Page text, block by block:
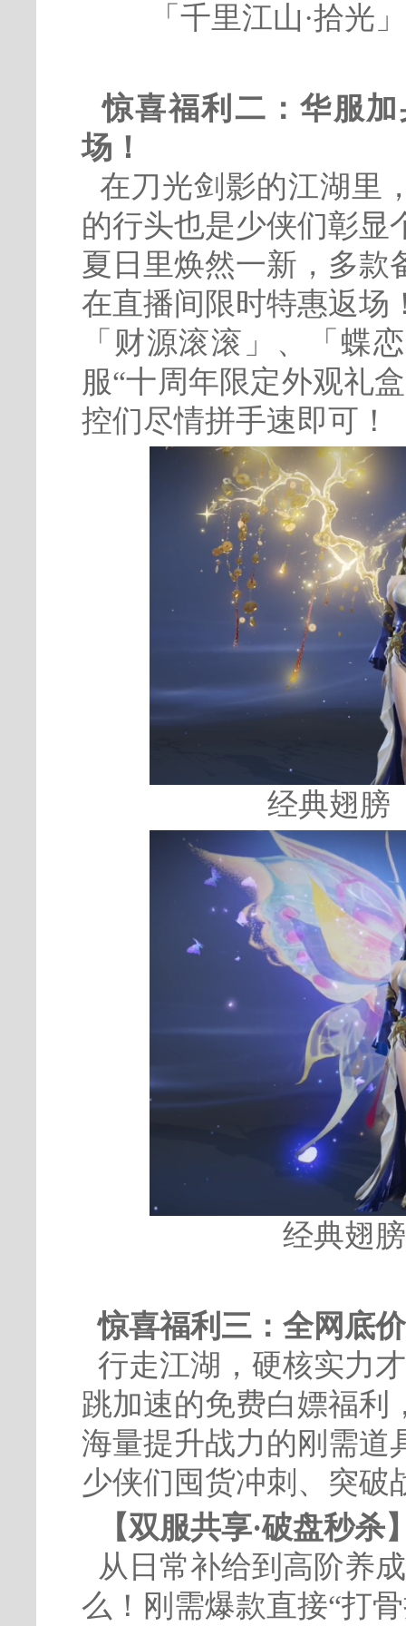
「千里江山·拾光
惊喜福利二：华服
场！
在刀光剑影的江湖里
的行头也是少侠们彰显
夏日里焕然一新，多款
在直播间限时特惠返场
「财源滚滚」、「蝶
服“十周年限定外观礼
控们尽情拼手速即可！
经典翅膀
经典翅
惊喜福利三：全网底
行走江湖，硬核实力
跳加速的免费白嫖福利
海量提升战力的刚需道
少侠们囤货冲刺、突破
【双服共享·破盘秒杀
从日常补给到高阶养
么！刚需爆款直接“打